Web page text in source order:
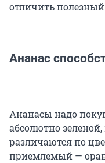
отличить
Ананас
Ананасы надо
абсолютно
различаются по
приемлемый —